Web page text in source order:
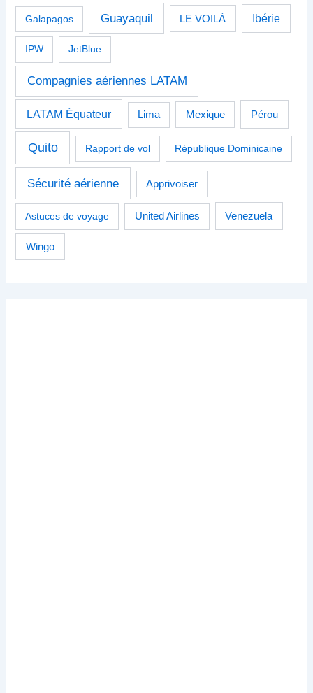
Galapagos Guayaquil LE VOILÀ Ibérie
IPW JetBlue
Compagnies aériennes LATAM
LATAM Équateur Lima Mexique Pérou
Quito Rapport de vol République Dominicaine
Sécurité aérienne Apprivoiser
Astuces de voyage United Airlines Venezuela
Wingo